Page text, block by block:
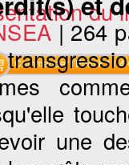
du
Commander l'Ebook 11.4
|264
une